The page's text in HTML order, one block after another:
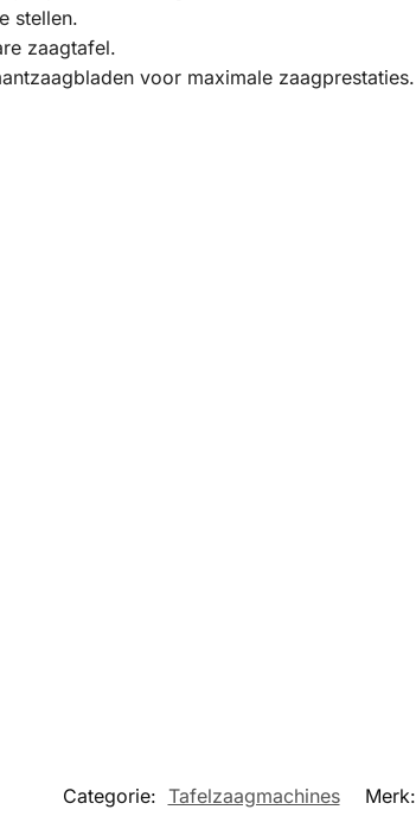
stellen.
zaagtafel.
voor maximale zaagprestaties.
Categorie: Tafelzaagmachines Merk: